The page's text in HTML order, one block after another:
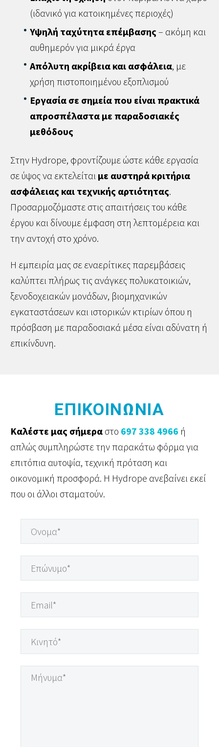
(ιδανικό για κατοικημένες περιοχές)
Υψηλή ταχύτητα επέμβασης– ακόμη και
αυθημερόν για μικρά έργα
Απόλυτη ακρίβεια και ασφάλεια, με
χρήση πιστοποιημένου εξοπλισμού
Εργασία σε σημεία που είναι πρακτικά
απροσπέλαστα με παραδοσιακές
μεθόδους
Στην Hydrope, φροντίζουμε ώστε κάθε εργασία
σε ύψος να εκτελείται με αυστηρά κριτήρια
ασφάλειας και τεχνικής αρτιότητας.
Προσαρμοζόμαστε στις απαιτήσεις του κάθε
έργου και δίνουμε έμφαση στη λεπτομέρεια και
την αντοχή στο χρόνο.
Η εμπειρία μας σε εναερίτικες παρεμβάσεις
καλύπτει πλήρως τις ανάγκες πολυκατοικιών,
ξενοδοχειακών μονάδων, βιομηχανικών
εγκαταστάσεων και ιστορικών κτιρίων όπου η
πρόσβαση με παραδοσιακά μέσα είναι αδύνατη ή
επικίνδυνη.
ΕΠΙΚΟΙΝΩΝIA
Καλέστε μας σήμερα στο 697 338 4966 ή
απλώς συμπληρώστε την παρακάτω φόρμα για
επιτόπια αυτοψία, τεχνική πρόταση και
οικονομική προσφορά. Η Hydrope ανεβαίνει εκεί
που οι άλλοι σταματούν.